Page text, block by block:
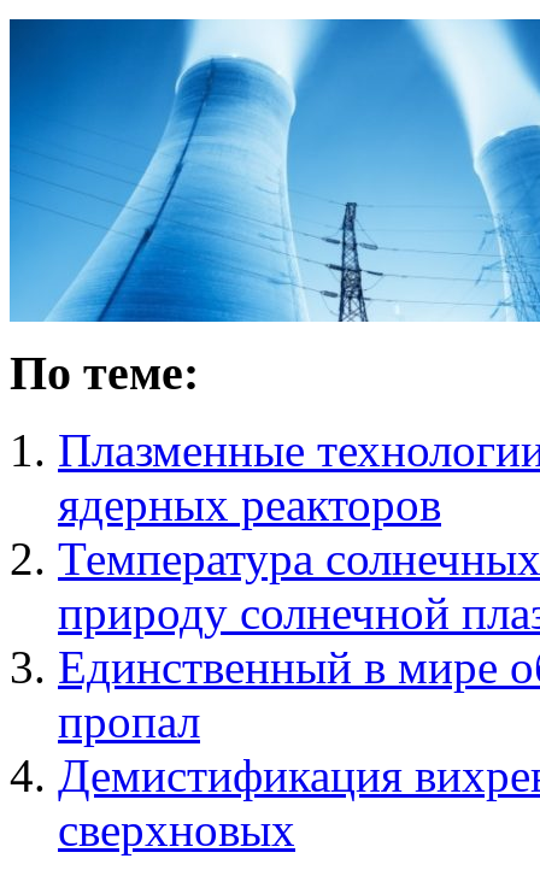
По теме:
Плазменные
ядерных реакторов
Температура
природу солнечной
Единственный в мире
пропал
Демистификация
сверхновых